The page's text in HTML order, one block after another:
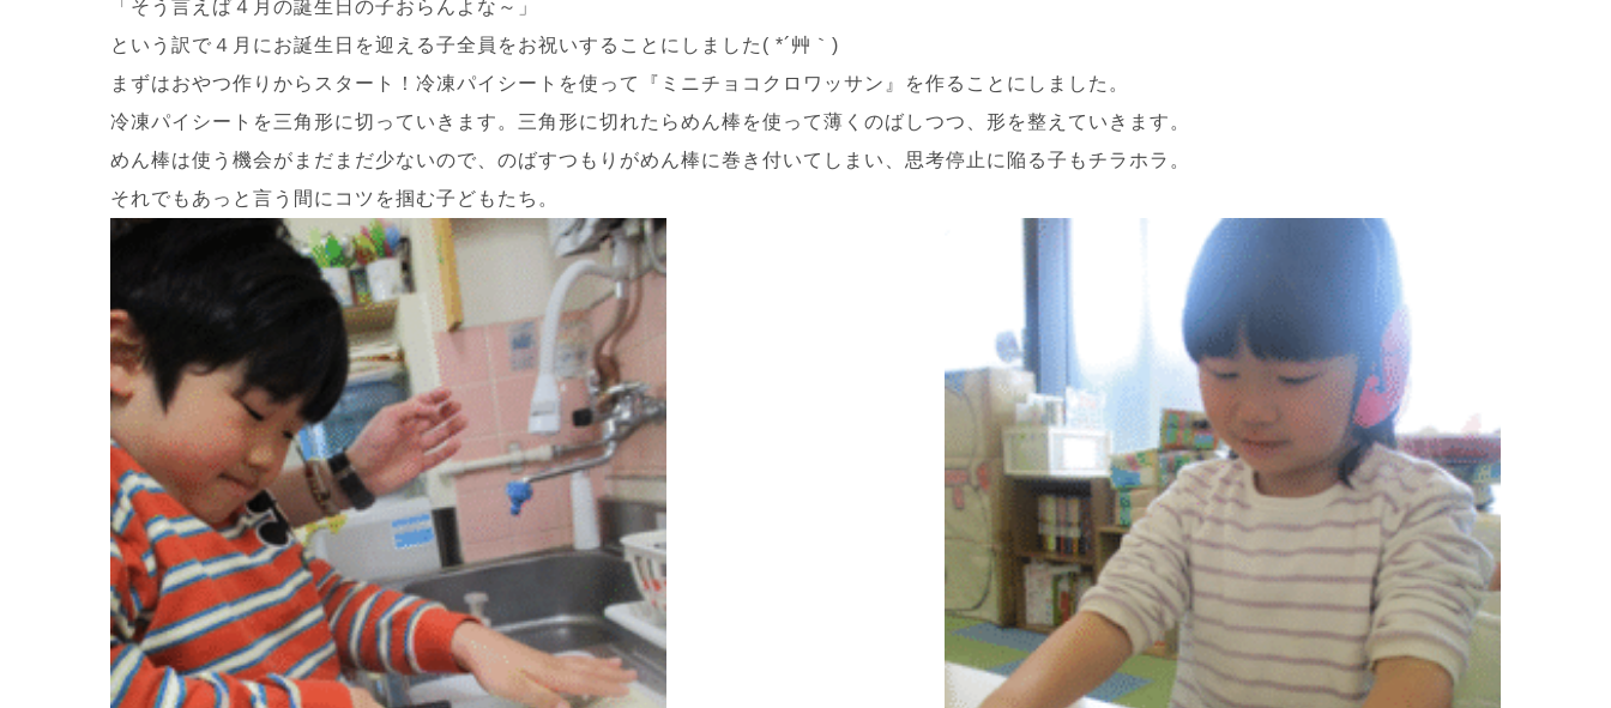
「そう言えば４月の誕生日の子おらんよな～」
という訳で４月にお誕生日を迎える子全員をお祝いすることにしました( *´艸｀)
まずはおやつ作りからスタート！冷凍パイシートを使って『ミニチョコクロワッサン』を作ることにしました。
冷凍パイシートを三角形に切っていきます。三角形に切れたらめん棒を使って薄くのばしつつ、形を整えていきます。
めん棒は使う機会がまだまだ少ないので、のばすつもりがめん棒に巻き付いてしまい、思考停止に陥る子もチラホラ。
それでもあっと言う間にコツを掴む子どもたち。